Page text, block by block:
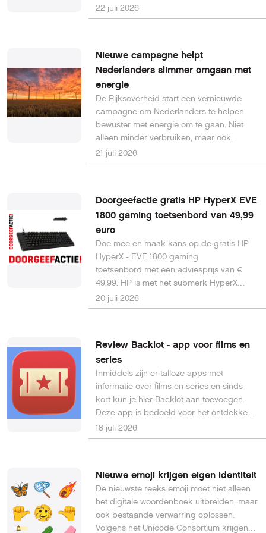
aansprakelijk voor de schade die
voormalige klanten van energieleverancier
een juridische grondslag voor die claim.
22 juli 2026
Nieuwe campagne helpt
Nederlanders slimmer omgaan met
energie
De Rijksoverheid start een vernieuwde
campagne om Nederlanders te helpen
bewuster met energie om te gaan. Niet
alleen minder verbruiken, maar ook
slimmer omgaan met het moment waarop
elektriciteit wordt gebruikt, staat centraal.
aanbod van energie beter op elkaar af te
stemmen.
21 juli 2026
Doorgeefactie gratis HP HyperX EVE
1800 gaming toetsenbord van 49,99
euro
Doe mee en maak kans op de gratis HP
HyperX - EVE 1800 gaming
toetsenbord met een adviesprijs van €
49,99. HP is met het submerk HyperX
stevig aanwezig in de gamingmarkt. Het
toetsenbord heeft een compact
indeling is dichter op elkaar geschoven
om ruimte te besparen. 1 week getest,
review online, 3,5 sterren.
20 juli 2026
Review Backlot - app voor films en
series
Inmiddels zijn er talloze apps met
informatie over films en series en sinds
kort kun je hier Backlot aan toevoegen.
Deze app is bedoeld voor het ontdekken
en bijhouden van media die de moeite
waard zijn.
18 juli 2026
Nieuwe emoji krijgen eigen identiteit
De nieuwste reeks emoji moet niet alleen
het digitale woordenboek uitbreiden, maar
ook bestaande verwarring oplossen.
Volgens het Unicode Consortium krijgen